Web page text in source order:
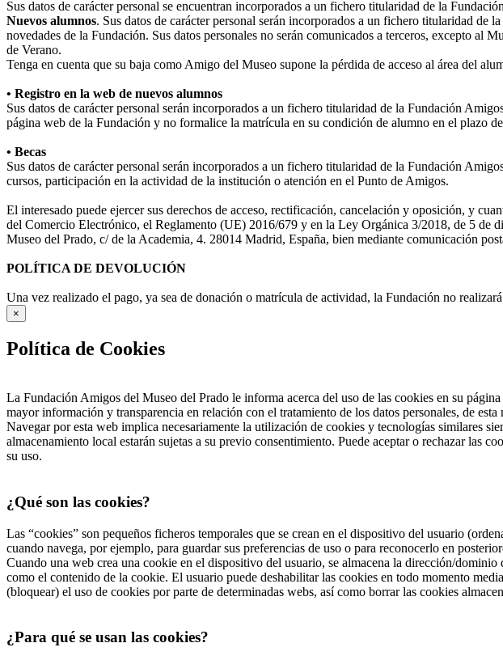
Sus datos de carácter personal se encuentran incorporados a un fichero titularidad de la
Nuevos alumnos. Sus datos de carácter personal serán incorporados a un fichero titularidad
novedades de la Fundación. Sus datos personales no serán comunicados a terceros, excepto
de Verano.
Tenga en cuenta que su baja como Amigo del Museo supone la pérdida de acceso al área del
• Registro en la web de nuevos alumnos
Sus datos de carácter personal serán incorporados a un fichero titularidad de la Fundación
página web de la Fundación y no formalice la matrícula en su condición de alumno en el plazo
• Becas
Sus datos de carácter personal serán incorporados a un fichero titularidad de la Fundación
cursos, participación en la actividad de la institución o atención en el Punto de Amigos.
El interesado puede ejercer sus derechos de acceso, rectificación, cancelación y oposición, y
del Comercio Electrónico, el Reglamento (UE) 2016/679 y en la Ley Orgánica 3/2018, de 5 de
Museo del Prado, c/ de la Academia, 4. 28014 Madrid, España, bien mediante comunicación
POLÍTICA DE DEVOLUCIÓN
Una vez realizado el pago, ya sea de donación o matrícula de actividad, la Fundación no
×
Política de Cookies
La Fundación Amigos del Museo del Prado le informa acerca del uso de las cookies en su
mayor información y transparencia en relación con el tratamiento de los datos personales, de
Navegar por esta web implica necesariamente la utilización de cookies y tecnologías similares
almacenamiento local estarán sujetas a su previo consentimiento. Puede aceptar o rechazar las
su uso.
¿Qué son las cookies?
Las “cookies” son pequeños ficheros temporales que se crean en el dispositivo del usuario
cuando navega, por ejemplo, para guardar sus preferencias de uso o para reconocerlo en
Cuando una web crea una cookie en el dispositivo del usuario, se almacena la dirección/
como el contenido de la cookie. El usuario puede deshabilitar las cookies en todo momento
(bloquear) el uso de cookies por parte de determinadas webs, así como borrar las cookies
¿Para qué se usan las cookies?